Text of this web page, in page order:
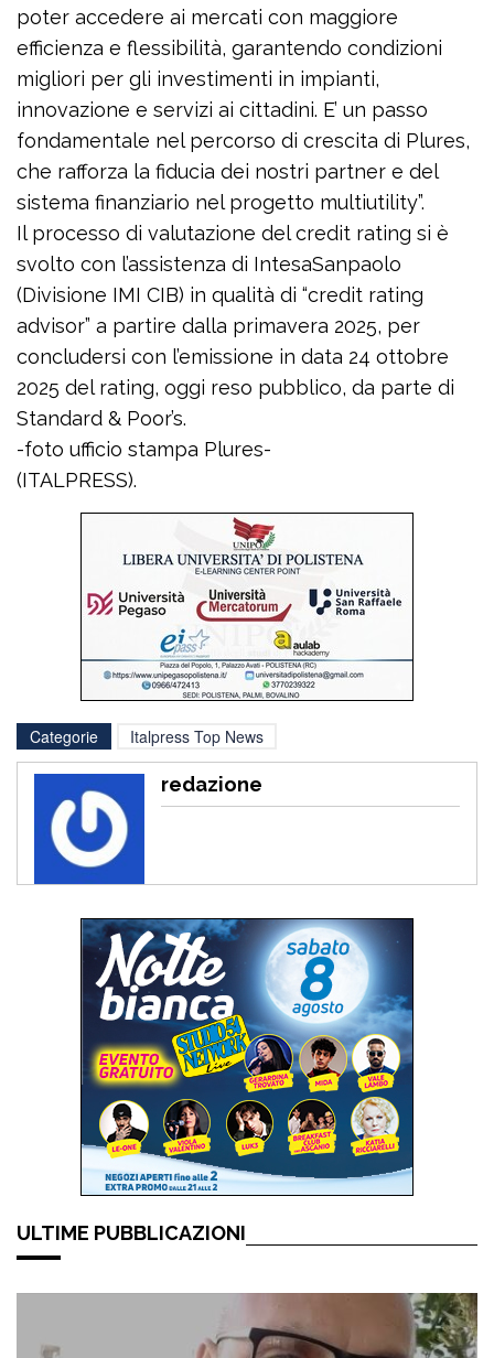
poter accedere ai mercati con maggiore
efficienza e flessibilità, garantendo condizioni
migliori per gli investimenti in impianti,
innovazione e servizi ai cittadini. E’ un passo
fondamentale nel percorso di crescita di Plures,
che rafforza la fiducia dei nostri partner e del
sistema finanziario nel progetto multiutility”.
Il processo di valutazione del credit rating si è
svolto con l’assistenza di IntesaSanpaolo
(Divisione IMI CIB) in qualità di “credit rating
advisor” a partire dalla primavera 2025, per
concludersi con l’emissione in data 24 ottobre
2025 del rating, oggi reso pubblico, da parte di
Standard & Poor’s.
-foto ufficio stampa Plures-
(ITALPRESS).
Categorie Italpress Top News
redazione
ULTIME PUBBLICAZIONI